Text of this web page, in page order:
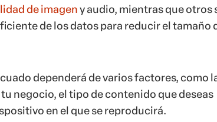
de imageny audio, mientras que otros
de los datos para reducir el tamaño
dependerá de varios factores, como
negocio, el tipo de contenido que deseas
en el que se reproducirá.